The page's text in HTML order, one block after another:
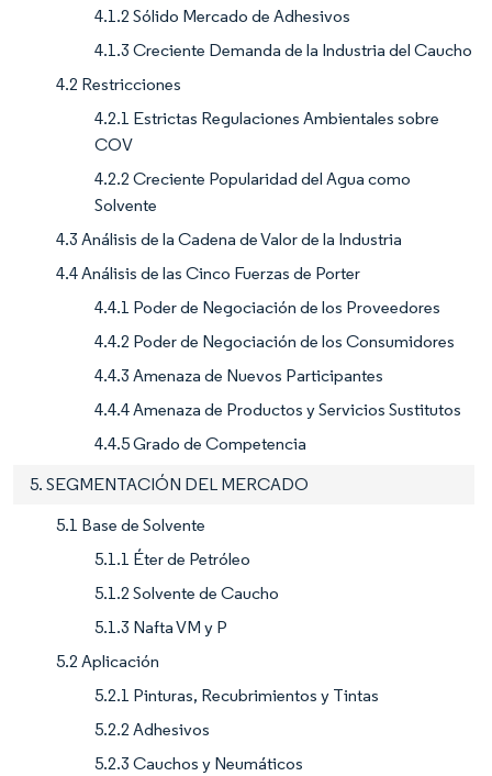
4.1.2 Sólido Mercado de Adhesivos
4.1.3 Creciente Demanda de la Industria del Caucho
4.2 Restricciones
4.2.1 Estrictas Regulaciones Ambientales sobre
COV
4.2.2 Creciente Popularidad del Agua como
Solvente
4.3 Análisis de la Cadena de Valor de la Industria
4.4 Análisis de las Cinco Fuerzas de Porter
4.4.1 Poder de Negociación de los Proveedores
4.4.2 Poder de Negociación de los Consumidores
4.4.3 Amenaza de Nuevos Participantes
4.4.4 Amenaza de Productos y Servicios Sustitutos
4.4.5 Grado de Competencia
5. SEGMENTACIÓN DEL MERCADO
5.1 Base de Solvente
5.1.1 Éter de Petróleo
5.1.2 Solvente de Caucho
5.1.3 Nafta VM y P
5.2 Aplicación
5.2.1 Pinturas, Recubrimientos y Tintas
5.2.2 Adhesivos
5.2.3 Cauchos y Neumáticos